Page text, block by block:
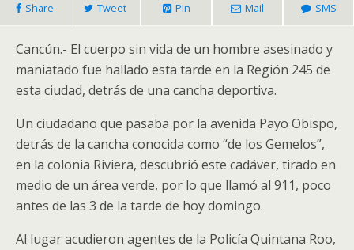
Share Tweet Pin Mail SMS
Cancún.- El cuerpo sin vida de un hombre asesinado y
maniatado fue hallado esta tarde en la Región 245 de
esta ciudad, detrás de una cancha deportiva.
Un ciudadano que pasaba por la avenida Payo Obispo,
detrás de la cancha conocida como “de los Gemelos”,
en la colonia Riviera, descubrió este cadáver, tirado en
medio de un área verde, por lo que llamó al 911, poco
antes de las 3 de la tarde de hoy domingo.
Al lugar acudieron agentes de la Policía Quintana Roo,